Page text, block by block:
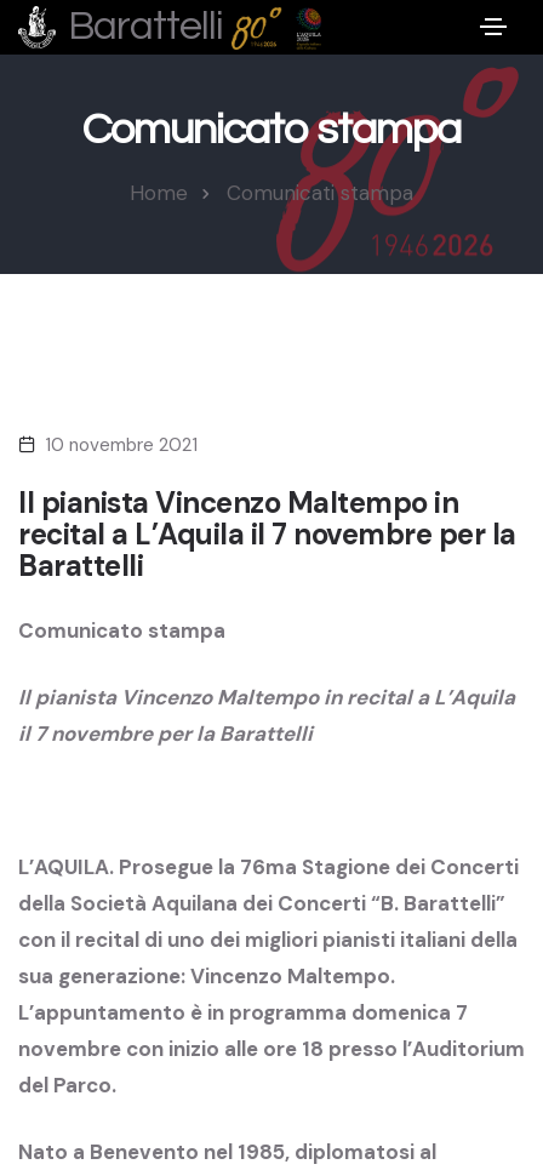
Barattelli
Comunicato stampa
Home Comunicati stampa
10 novembre 2021
Il pianista Vincenzo Maltempo in
recital a L’Aquila il 7 novembre per la
Barattelli
Comunicato stampa
Il pianista Vincenzo Maltempo in recital a L’Aquila
il 7 novembre per la Barattelli
L’AQUILA. Prosegue la 76ma Stagione dei Concerti
della Società Aquilana dei Concerti “B. Barattelli”
con il recital di uno dei migliori pianisti italiani della
sua generazione: Vincenzo Maltempo.
L’appuntamento è in programma domenica 7
novembre con inizio alle ore 18 presso l’Auditorium
del Parco.
Nato a Benevento nel 1985, diplomatosi al